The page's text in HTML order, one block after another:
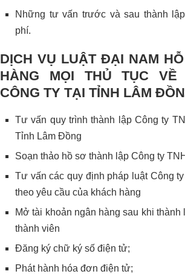
Những tư vấn trước và sau thành
phí.
DỊCH VỤ LUẬT ĐẠI NAM
HÀNG MỌI THỦ TỤC VỀ
CÔNG TY TẠI TỈNH LÂM
Tư vấn quy trình thành lập Công ty
Tỉnh Lâm Đồng
Soạn thảo hồ sơ thành lập Công ty
Tư vấn các quy định pháp luật Công
theo yêu cầu của khách hàng
Mở tài khoản ngân hàng sau khi thành
thành viên
Đăng ký chữ ký số điện tử;
Phát hành hóa đơn điện tử;